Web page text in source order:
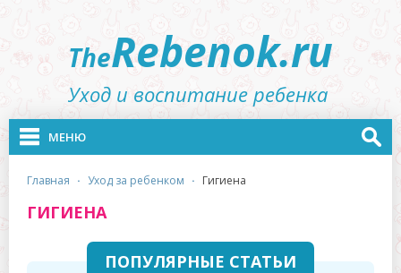
TheRebenok.ru
Уход и воспитание ребенка
МЕНЮ
главная · уход за ребенком · гигиена
ГИГИЕНА
ПОПУЛЯРНЫЕ СТАТЬИ